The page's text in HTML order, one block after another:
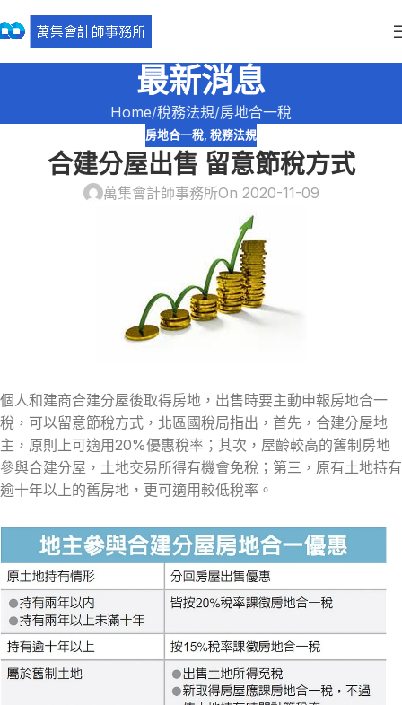
最新消息
Home 稅務法規 房地合一稅
房地合一稅, 稅務法規
合建分屋出售 留意節稅方式
萬集會計師事務所On 2020-11-09
個人和建商合建分屋後取得房地，出售時要主動申報房地合一
稅，可以留意節稅方式，北區國稅局指出，首先，合建分屋地
主，原則上可適用20%優惠稅率；其次，屋齡較高的舊制房地
參與合建分屋，土地交易所得有機會免稅；第三，原有土地持有
逾十年以上的舊房地，更可適用較低稅率。